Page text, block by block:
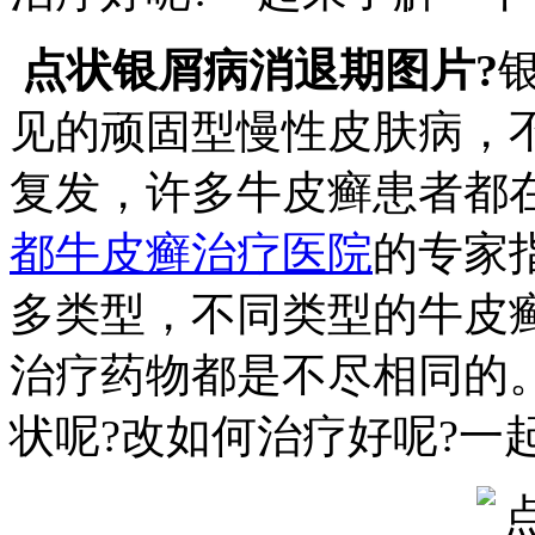
点状银屑病消退期图片?
见的顽固型慢性皮肤病，
复发，许多牛皮癣患者都
都牛皮癣治疗医院的专家
多类型，不同类型的牛皮
治疗药物都是不尽相同的
状呢?改如何治疗好呢?一